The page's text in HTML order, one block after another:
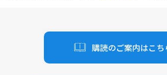
購読のご案内はこち